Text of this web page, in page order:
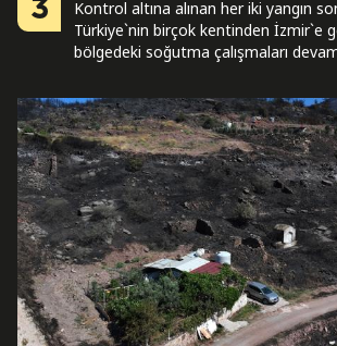
3
Kontrol altına alınan her iki yangın
Türkiye`nin birçok kentinden İzmir`e
bölgedeki soğutma çalışmaları